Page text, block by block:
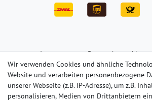
Impressum
Barrierefreiheitserklärung
Wir verwenden Cookies und ähnliche
Website und verarbeiten personenbezogene
unserer Webseite (z.B. IP-Adresse), um z.B.
personalisieren, Medien von Drittanbietern